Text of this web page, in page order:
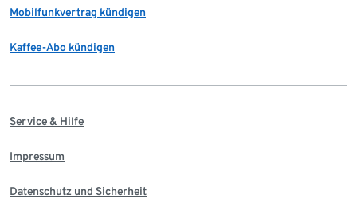
Mobilfunkvertrag kündigen
Kaffee-Abo kündigen
Service & Hilfe
Impressum
Datenschutz und Sicherheit